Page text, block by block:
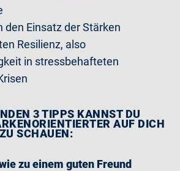
den Einsatz der Stärken
Resilienz, also
in stressbehafteten
3 TIPPS KANNST DU
AUF DICH
SCHAUEN:
zu einem guten Freund